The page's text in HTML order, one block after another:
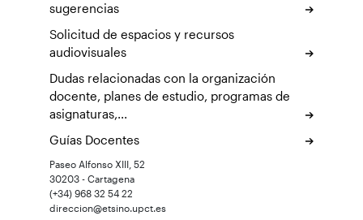
sugerencias
Solicitud de espacios y recursos
audiovisuales
Dudas relacionadas con la organización
docente, planes de estudio, programas de
asignaturas,...
Guías Docentes
Paseo Alfonso XIII, 52
30203 - Cartagena
(+34) 968 32 54 22
direccion@etsino.upct.es